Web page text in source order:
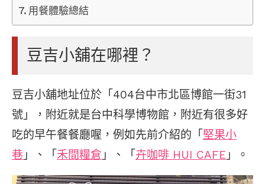
用餐體驗總結
豆吉小舖在哪裡？
豆吉小舖地址位於「404台中市北區博館一街31
號」，附近就是台中科學博物館，附近有很多好
吃的早午餐餐廳喔，例如先前介紹的「 堅果小
巷 」、「 禾間糧倉 」、「 卉咖啡 HUI CAFE 」。